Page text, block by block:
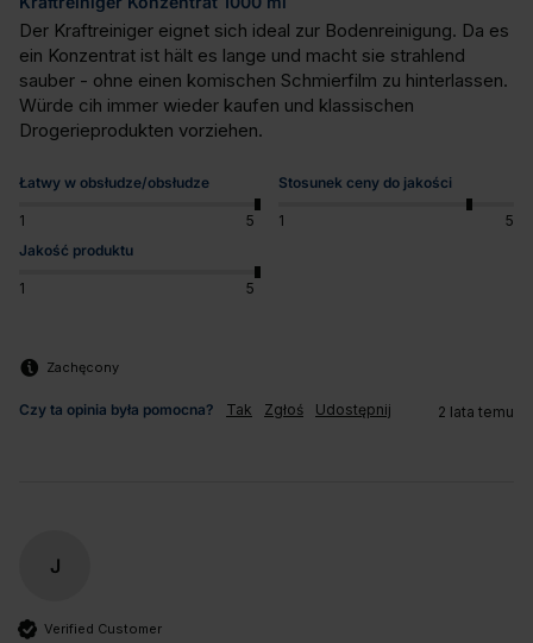
Der Kraftreiniger eignet sich ideal zur Bodenreinigung. Da es
ein Konzentrat ist hält es lange und macht sie strahlend
sauber - ohne einen komischen Schmierfilm zu hinterlassen.
Würde cih immer wieder kaufen und klassischen
Drogerieprodukten vorziehen.
Łatwy w obsłudze/obsłudze
1 5
Stosunek ceny do jakości
1
5
Jakość produktu
1 5
Zachęcony
Czy ta opinia była pomocna? Tak Zgłoś Udostępnij 2 lata temu
J
Verified Customer